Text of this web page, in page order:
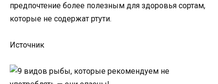
предпочтение более полезным для здоровья сортам,
которые не содержат ртути.
Источник